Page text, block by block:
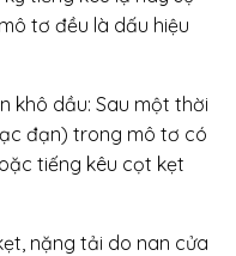
tơ đều là dấu hiệu
khô dầu: Sau một thời
đạn) trong mô tơ có
tiếng kêu cọt kẹt
nặng tải do nan cửa